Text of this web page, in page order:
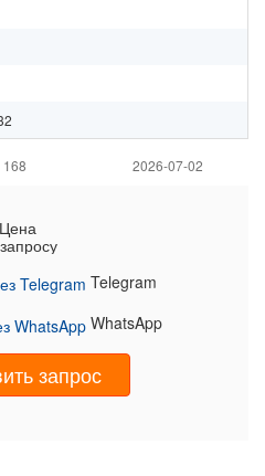
168 2026-07-02
Цена
Telegram
WhatsApp
запрос